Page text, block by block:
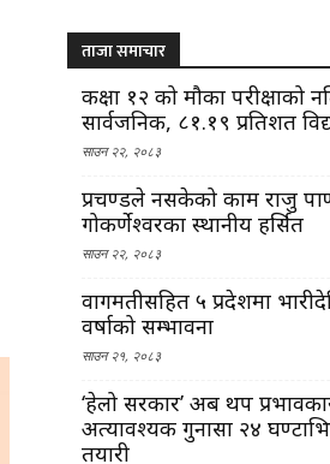
ताजा समाचार
कक्षा १२ को मौका परीक्षाको
सार्वजनिक, ८१.१९ प्रतिशत
साउन २२, २०८३
प्रचण्डले नसकेको काम राजु
गोकर्णेश्वरका स्थानीय हर्सित
साउन २२, २०८३
वागमतीसहित ५ प्रदेशमा
वर्षाको सम्भावना
साउन २१, २०८३
‘हेलो सरकार’ अब थप
अत्यावश्यक गुनासा २४
तयारी